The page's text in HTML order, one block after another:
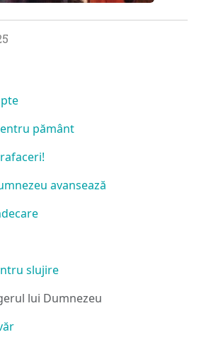
pământ
avansează
slujire
lui Dumnezeu